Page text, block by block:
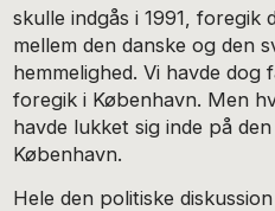
skulle indgås i 1991, foregik
mellem den danske og den
hemmelighed. Vi havde
foregik i København. Men
havde lukket sig inde på
København.
Hele den politiske